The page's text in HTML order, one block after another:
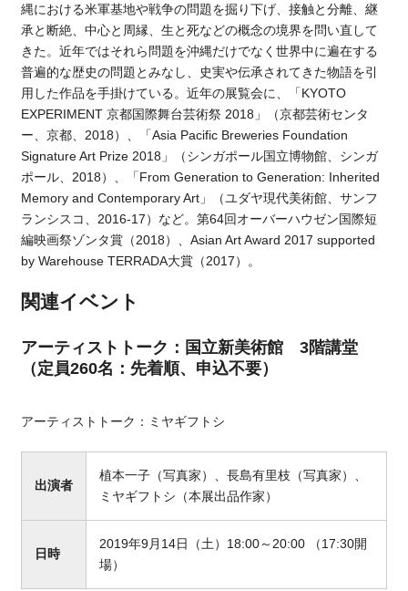
縄における米軍基地や戦争の問題を掘り下げ、接触と分離、継
承と断絶、中心と周縁、生と死などの概念の境界を問い直して
きた。近年ではそれら問題を沖縄だけでなく世界中に遍在する
普遍的な歴史の問題とみなし、史実や伝承されてきた物語を引
用した作品を手掛けている。近年の展覧会に、「KYOTO
EXPERIMENT 京都国際舞台芸術祭 2018」（京都芸術センタ
ー、京都、2018）、「Asia Pacific Breweries Foundation
Signature Art Prize 2018」（シンガポール国立博物館、シンガ
ポール、2018）、「From Generation to Generation: Inherited
Memory and Contemporary Art」（ユダヤ現代美術館、サンフ
ランシスコ、2016-17）など。第64回オーバーハウゼン国際短
編映画祭ゾンタ賞（2018）、Asian Art Award 2017 supported
by Warehouse TERRADA大賞（2017）。
関連イベント
アーティストトーク：国立新美術館 3階講堂
（定員260名：先着順、申込不要）
アーティストトーク：ミヤギフトシ
出演者
植本一子（写真家）、長島有里枝（写真家）、
ミヤギフトシ（本展出品作家）
日時
2019年9月14日（土）18:00～20:00 （17:30開
場）